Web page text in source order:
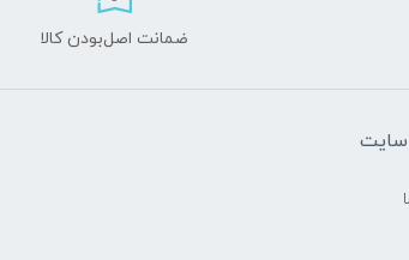
ضمانت اصل‌بودن کالا
سایت